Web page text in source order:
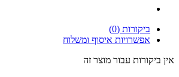
ביקורות (0)
אפשרויות איסוף ומשלוח
אין ביקורות עבור מוצר זה